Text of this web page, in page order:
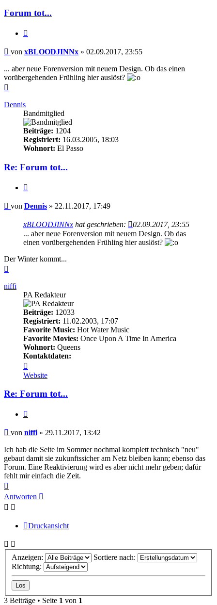
Forum tot...
Beitrag
von xBLOODJINNx » 02.09.2017, 23:55
... aber neue Forenversion mit neuem Design. Ob das einen
vorübergehenden Frühling hier auslöst?
Dennis
Bandmitglied
Beiträge: 1204
Registriert: 16.03.2005, 18:03
Wohnort: El Passo
Re: Forum tot...
Beitrag
von Dennis » 22.11.2017, 17:49
xBLOODJINNx hat geschrieben:
02.09.2017, 23:55
... aber neue Forenversion mit neuem Design. Ob das
einen vorübergehenden Frühling hier auslöst?
Der Winter kommt...
niffi
PA Redakteur
Beiträge: 12033
Registriert: 11.02.2003, 17:07
Favorite Music: Hot Water Music
Favorite Movies: Once Upon A Time In America
Wohnort: Queens
Kontaktdaten:
von
niffi
Website
Re: Forum tot...
Beitrag
von niffi » 29.11.2017, 13:42
Ich hab die Seite im Sommer nochmal komplett technisch "neu"
gebaut damit sie zukunftssicher am Netz bleiben kann; ebenso das
Forum. Eine Reaktivierung wird es aber nicht mehr geben; dafür
fehlt mir einfach die Zeit.
oben
Antworten
Druckansicht
Anzeigen:
Sortiere nach:
Richtung:
3 Beiträge • Seite 1 von 1